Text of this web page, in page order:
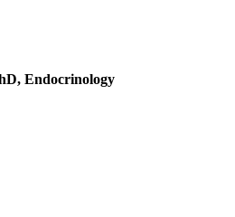
Endocrinology